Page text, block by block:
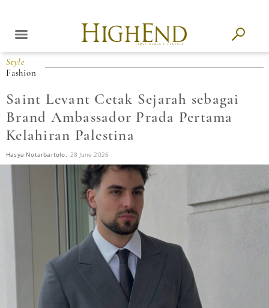
Style
Fashion
Saint Levant Cetak Sejarah sebagai
Brand Ambassador Prada Pertama
Kelahiran Palestina
Hasya Notarbartolo, 28 June 2026